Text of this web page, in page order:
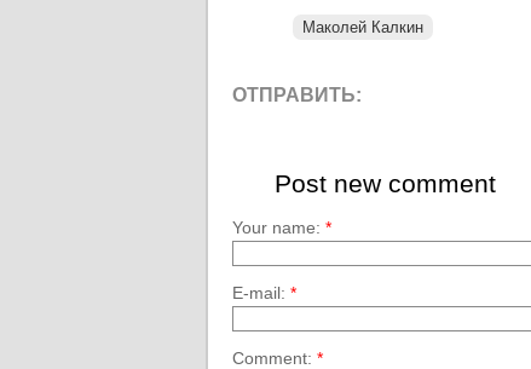
Маколей Калкин
ОТПРАВИТЬ:
Post new comment
Your name: *
E-mail: *
Comment: *